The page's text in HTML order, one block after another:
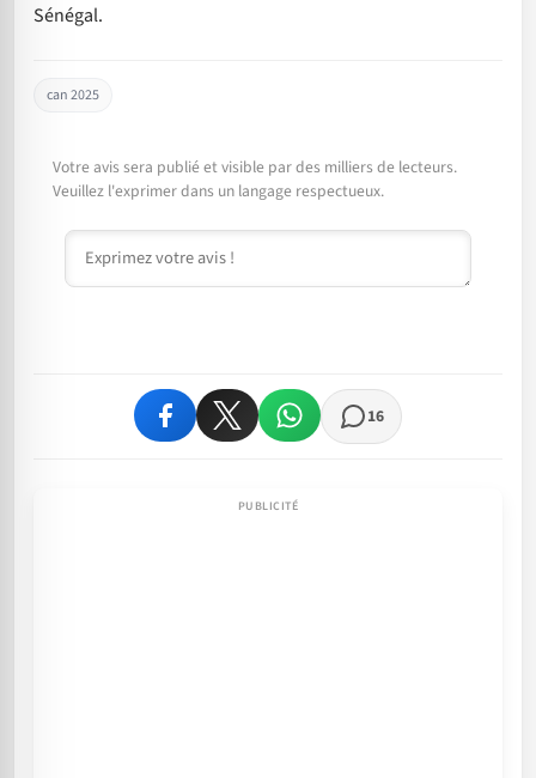
Sénégal.
can 2025
Votre avis sera publié et visible par des milliers de lecteurs.
Veuillez l'exprimer dans un langage respectueux.
Commentaire
16